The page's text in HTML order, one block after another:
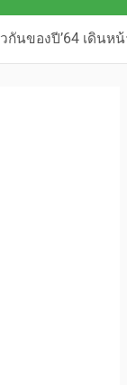
กันของปี’64 เดิน